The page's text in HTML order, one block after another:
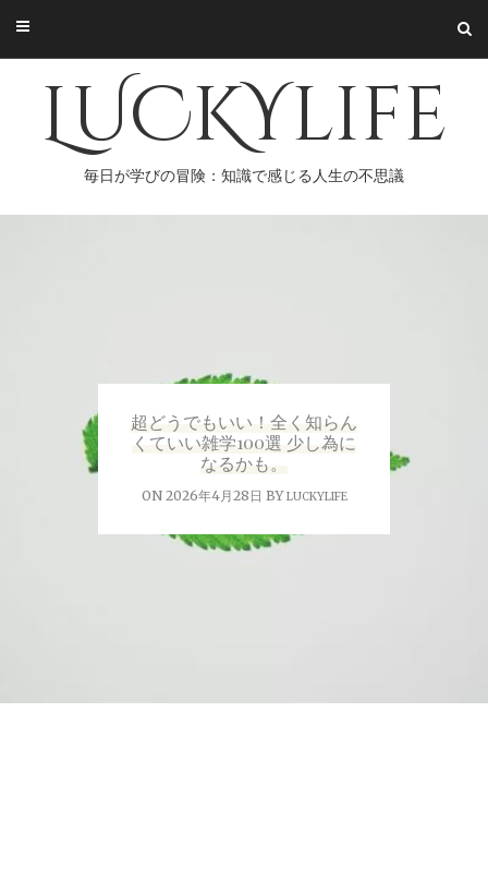
content
LUCKYlife
毎日が学びの冒険：知識で感じる人生の不思議
超どうでもいい！全く知らん
くていい雑学100選 少し為に
なるかも。
ON 2026年4月28日 BYLUCKYLIFE